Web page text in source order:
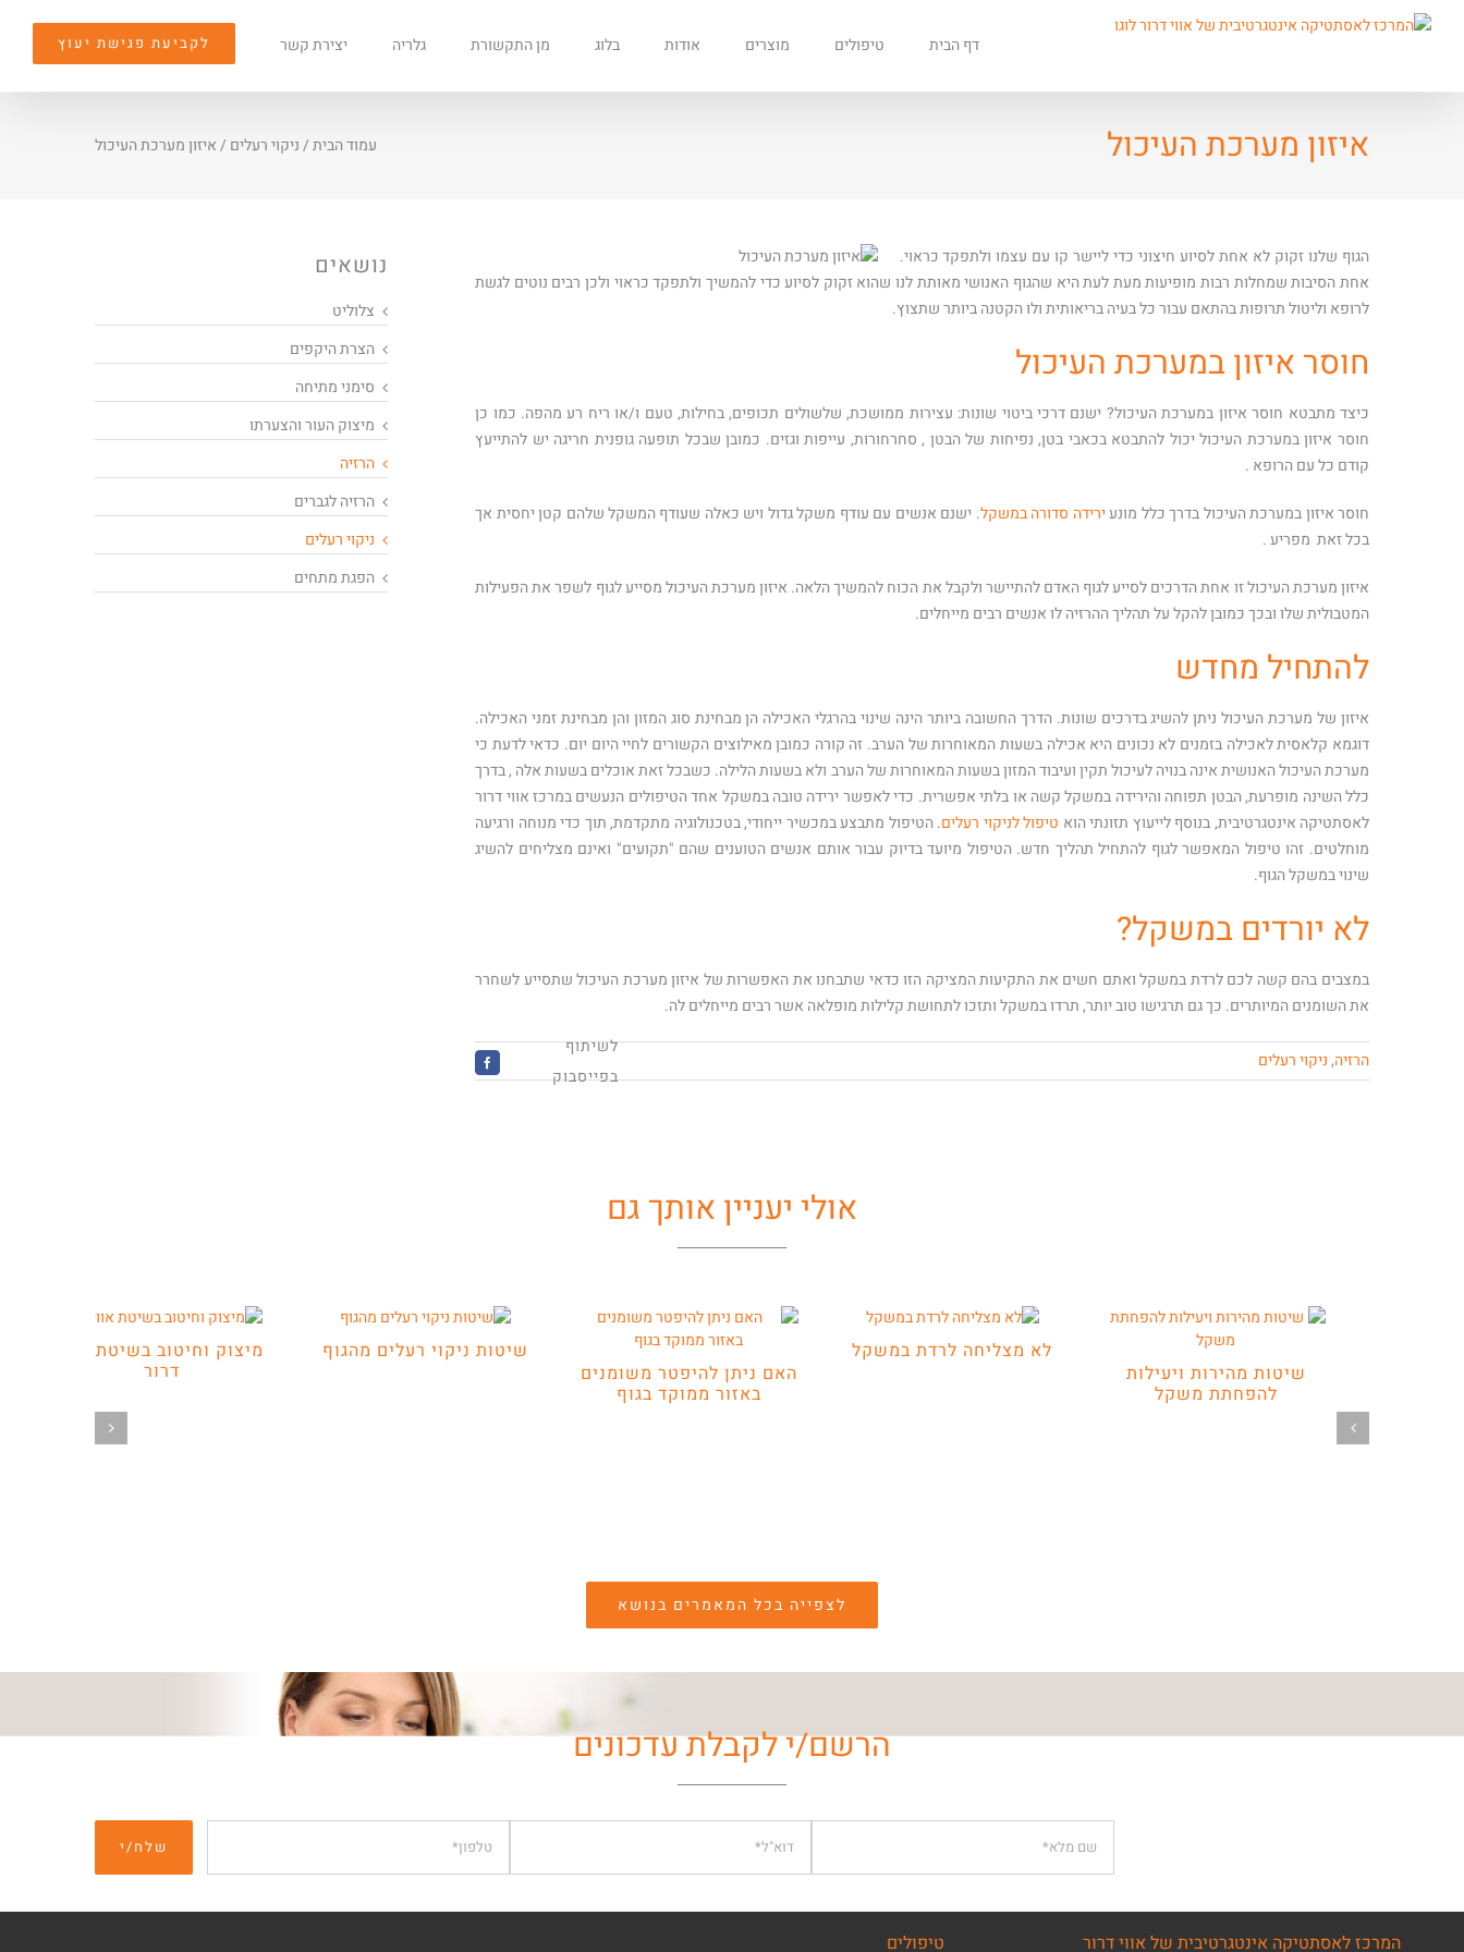
דף הבית טיפולים מוצרים אודות בלוג מן התקשורת גלריה יצירת קשר לקביעת פגישת יעוץ
איזון מערכת העיכול עמוד הבית/ניקוי רעלים /איזון מערכת העיכול
הגוף שלנו זקוק לא אחת לסיוע חיצוני כדי ליישר קו עם עצמו ולתפקד כראוי.
אחת הסיבות שמחלות רבות מופיעות מעת לעת היא שהגוף האנושי מאותת לנו שהוא זקוק לסיוע כדי להמשיך ולתפקד כראוי ולכן רבים נוטים לגשת
לרופא וליטול תרופות בהתאם עבור כל בעיה בריאותית ולו הקטנה ביותר שתצוץ.
חוסר איזון במערכת העיכול
כיצד מתבטא חוסר איזון במערכת העיכול? ישנם דרכי ביטוי שונות: עצירות ממושכת, שלשולים תכופים, בחילות, טעם ו/או ריח רע מהפה. כמו כן
חוסר איזון במערכת העיכול יכול להתבטא בכאבי בטן, נפיחות של הבטן , סחרחורות, עייפות וגזים. כמובן שבכל תופעה גופנית חריגה יש להתייעץ
קודם כל עם הרופא .
חוסר איזון במערכת העיכול בדרך כלל מונעירידה סדורה במשקל. ישנם אנשים עם עודף משקל גדול ויש כאלה שעודף המשקל שלהם קטן יחסית אך
בכל זאת מפריע .
איזון מערכת העיכול זו אחת הדרכים לסייע לגוף האדם להתיישר ולקבל את הכוח להמשיך הלאה. איזון מערכת העיכול מסייע לגוף לשפר את הפעילות
המטבולית שלו ובכך כמובן להקל על תהליך ההרזיה לו אנשים רבים מייחלים.
להתחיל מחדש
איזון של מערכת העיכול ניתן להשיג בדרכים שונות. הדרך החשובה ביותר הינה שינוי בהרגלי האכילה הן מבחינת סוג המזון והן מבחינת זמני האכילה.
דוגמא קלאסית לאכילה בזמנים לא נכונים היא אכילה בשעות המאוחרות של הערב. זה קורה כמובן מאילוצים הקשורים לחיי היום יום. כדאי לדעת כי
מערכת העיכול האנושית אינה בנויה לעיכול תקין ועיבוד המזון בשעות המאוחרות של הערב ולא בשעות הלילה. כשבכל זאת אוכלים בשעות אלה , בדרך
כלל השינה מופרעת, הבטן תפוחה והירידה במשקל קשה או בלתי אפשרית. כדי לאפשר ירידה טובה במשקל אחד הטיפולים הנעשים במרכז אווי דרור
לאסתטיקה אינטגרטיבית, בנוסף לייעוץ תזונתי הוא טיפול לניקוי רעלים. הטיפול מתבצע במכשיר ייחודי, בטכנולוגיה מתקדמת, תוך כדי מנוחה ורגיעה
מוחלטים. זהו טיפול המאפשר לגוף להתחיל תהליך חדש. הטיפול מיועד בדיוק עבור אותם אנשים הטוענים שהם "תקועים" ואינם מצליחים להשיג
שינוי במשקל הגוף.
לא יורדים במשקל?
במצבים בהם קשה לכם לרדת במשקל ואתם חשים את התקיעות המציקה הזו כדאי שתבחנו את האפשרות של איזון מערכת העיכול שתסייע לשחרר
את השומנים המיותרים. כך גם תרגישו טוב יותר, תרדו במשקל ותזכו לתחושת קלילות מופלאה אשר רבים מייחלים לה.
הרזיה,ניקוי רעלים
לשיתוף
בפייסבוק
Facebook
נושאים
צלוליט
הצרת היקפים
סימני מתיחה
מיצוק העור והצערתו
הרזיה
הרזיה לגברים
ניקוי רעלים
הפגת מתחים
אולי יעניין אותך גם
שיטות מהירות ויעילות
להפחתת משקל
לא מצליחה לרדת במשקל
האם ניתן להיפטר משומנים
באזור ממוקד בגוף
שיטות ניקוי רעלים מהגוף מיצוק וחיטוב בשיטת אווי
דרור
לצפייה בכל המאמרים בנושא
הרשם/י לקבלת עדכונים
המרכז לאסתטיקה אינטגרטיבית של אווי דרור טיפולים